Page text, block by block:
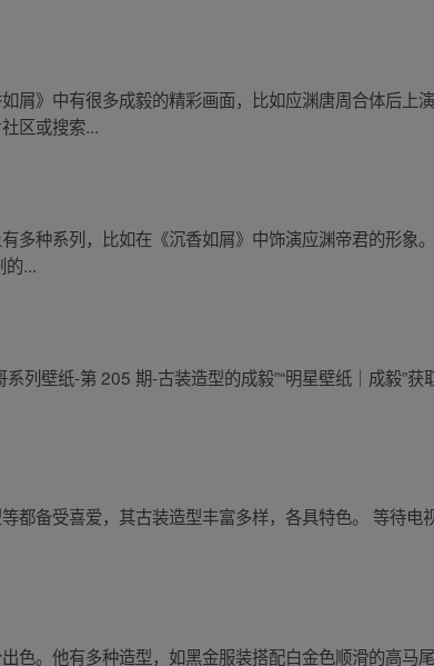
屑》中有很多成毅的精彩画面，比如应渊唐周合体后上
区或搜索...
多种系列，比如在《沉香如屑》中饰演应渊帝君的形象
的...
列壁纸-第 205 期-古装造型的成毅”“明星壁纸｜成毅”获
都备受喜爱，其古装造型丰富多样，各具特色。 等待电
色。他有多种造型，如黑金服装搭配白金色顺滑的高马